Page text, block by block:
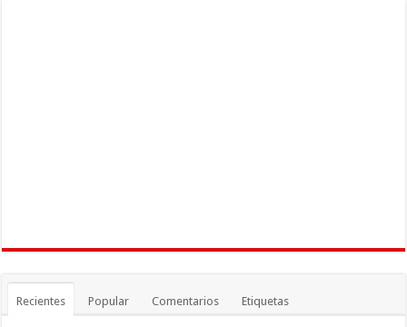
Recientes Popular Comentarios Etiquetas